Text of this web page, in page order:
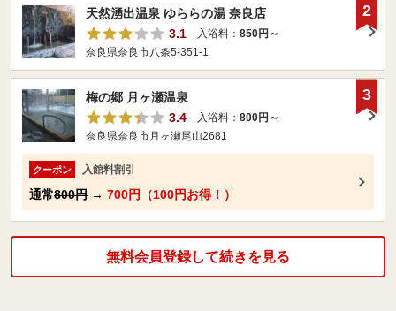
天然湧出温泉 ゆららの湯 奈良店
3.1
入浴料： 850円～
奈良県奈良市八条5-351-1
2
梅の郷 月ヶ瀬温泉
3.4
入浴料： 800円～
奈良県奈良市月ヶ瀬尾山2681
クーポン 入館料割引
通常800円 → 700円（100円お得！）
3
無料会員登録して続きを見る